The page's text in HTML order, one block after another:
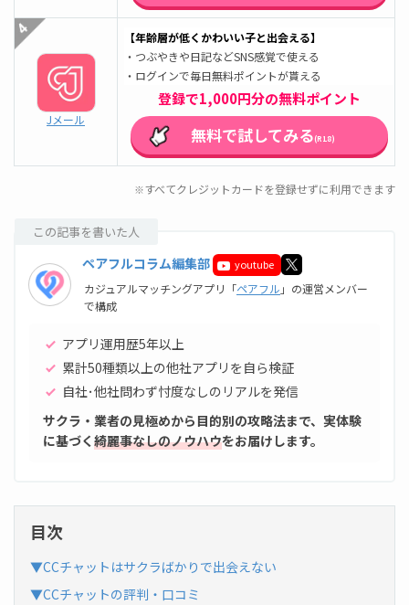
Jメール
【年齢層が低くかわいい子と出会える】
・つぶやきや日記などSNS感覚で使える
・ログインで毎日無料ポイントが貰える
登録で1,000円分の無料ポイント
無料で試してみる(R18)
※すべてクレジットカードを登録せずに利用できます
この記事を書いた人
ペアフルコラム編集部 youtube
カジュアルマッチングアプリ「ペアフル 」の運営メンバー
で構成
アプリ運用歴5年以上
累計50種類以上の他社アプリを自ら検証
自社･他社問わず忖度なしのリアルを発信
サクラ・業者の見極めから目的別の攻略法まで、実体験
に基づく綺麗事なしのノウハウをお届けします。
目次
▼CCチャットはサクラばかりで出会えない
▼CCチャットの評判・口コミ